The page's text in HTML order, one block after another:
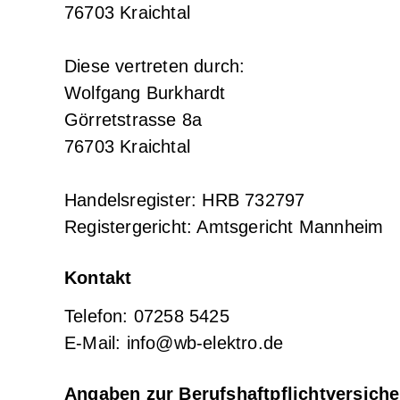
76703 Kraichtal
Diese vertreten durch:
Wolfgang Burkhardt
Görretstrasse 8a
76703 Kraichtal
Handelsregister: HRB 732797
Registergericht: Amtsgericht Mannheim
Kontakt
Telefon: 07258 5425
E-Mail: info@wb-elektro.de
Angaben zur